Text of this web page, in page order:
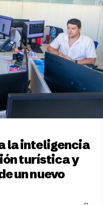
la inteligencia
turística y
un nuevo